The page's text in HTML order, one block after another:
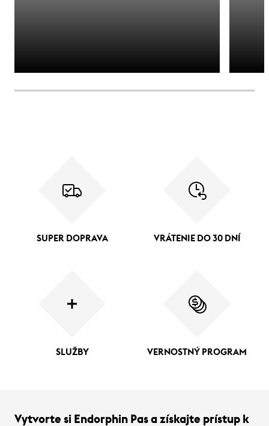
SUPER DOPRAVA VRÁTENIE DO 30 DNÍ
SLUŽBY VERNOSTNÝ PROGRAM
Vytvorte si Endorphin Pas a získajte prístup k